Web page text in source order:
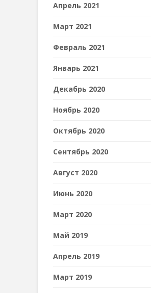
Апрель 2021
Март 2021
Февраль 2021
Январь 2021
Декабрь 2020
Ноябрь 2020
Октябрь 2020
Сентябрь 2020
Август 2020
Июнь 2020
Март 2020
Май 2019
Апрель 2019
Март 2019